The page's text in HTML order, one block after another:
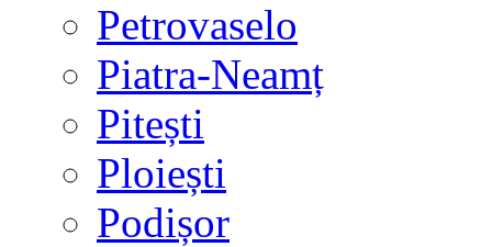
Petrovaselo
Piatra-Neamț
Pitești
Ploiești
Podișor